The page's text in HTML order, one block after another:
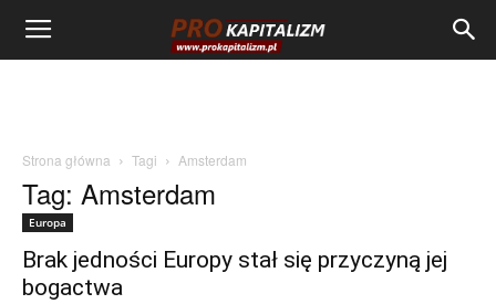
Strona główna Tagi Amsterdam
Tag: Amsterdam
Europa
Brak jedności Europy stał się przyczyną jej
bogactwa